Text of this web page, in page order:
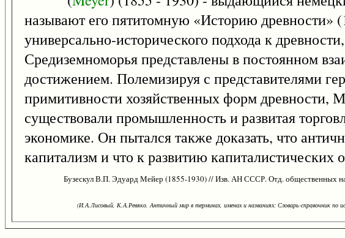
называют его пятитомную «Историю древности»
универсально-исторического подхода к
Средиземноморья представлены в постоянном
достижением. Полемизируя с представителями
примитивности хозяйственных форм древности,
существовали промышленность и развитая
экономике. Он пытался также доказать, что
капитализм и что к развитию капиталистических
Бузескул В.П. Эдуард Мейер (1855-1930) // Изв. АН СССР. Отд. общественных
(И.А.Лисовый, К.А.Ревяко. Античный мир в терминах, именах и названиях: Словарь-справочник по